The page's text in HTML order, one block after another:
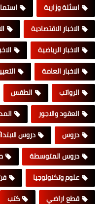
اسئلة وزارية
الاخبار الاقتصادية
الاخبار الرياضية
الاخبار العامة
الرواتب
الطقس
العقود والاجور
دروس
دروس
دروس المتوسطة
علوم وتكنولوجيا
قطع اراضي
كتب